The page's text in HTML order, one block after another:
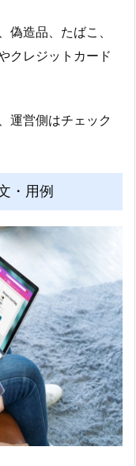
偽造品、たばこ、
クレジットカード
運営側はチェック
・用例